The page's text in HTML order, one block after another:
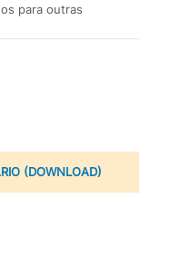
para outras
(DOWNLOAD)